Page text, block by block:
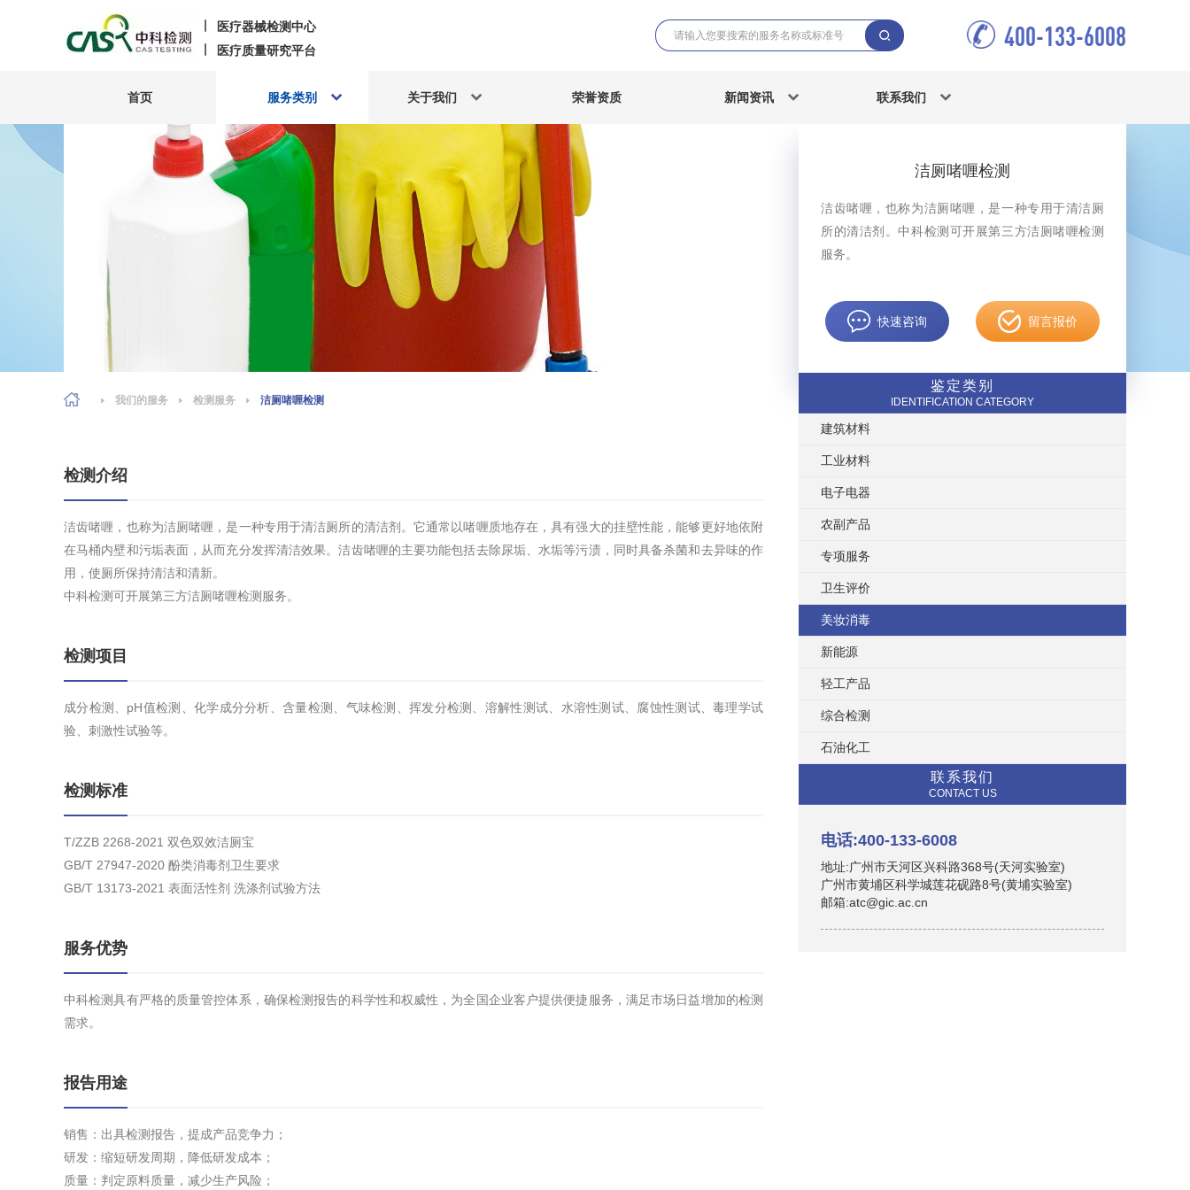
医疗器械检测中心
医疗质量研究平台
400-133-6008
首页 服务类别 关于我们 荣誉资质 新闻资讯 联系我们
洁厕啫喱检测
洁齿啫喱，也称为洁厕啫喱，是一种专用于清洁厕
所的清洁剂。中科检测可开展第三方洁厕啫喱检测
服务。
快速咨询 留言报价
鉴定类别
IDENTIFICATION CATEGORY
建筑材料
工业材料
电子电器
农副产品
专项服务
卫生评价
美妆消毒
新能源
轻工产品
综合检测
石油化工
联系我们
CONTACT US
电话:400-133-6008
地址:广州市天河区兴科路368号(天河实验室)
广州市黄埔区科学城莲花砚路8号(黄埔实验室)
邮箱:atc@gic.ac.cn
我们的服务 检测服务 洁厕啫喱检测
检测介绍
洁齿啫喱，也称为洁厕啫喱，是一种专用于清洁厕所的清洁剂。它通常以啫喱质地存在，具有强大的挂壁性能，能够更好地依附
在马桶内壁和污垢表面，从而充分发挥清洁效果。洁齿啫喱的主要功能包括去除尿垢、水垢等污渍，同时具备杀菌和去异味的作
用，使厕所保持清洁和清新。
中科检测可开展第三方洁厕啫喱检测服务。
检测项目
成分检测、pH值检测、化学成分分析、含量检测、气味检测、挥发分检测、溶解性测试、水溶性测试、腐蚀性测试、毒理学试
验、刺激性试验等。
检测标准
T/ZZB 2268-2021 双色双效洁厕宝
GB/T 27947-2020 酚类消毒剂卫生要求
GB/T 13173-2021 表面活性剂 洗涤剂试验方法
服务优势
中科检测具有严格的质量管控体系，确保检测报告的科学性和权威性，为全国企业客户提供便捷服务，满足市场日益增加的检测
需求。
报告用途
销售：出具检测报告，提成产品竞争力；
研发：缩短研发周期，降低研发成本；
质量：判定原料质量，减少生产风险；